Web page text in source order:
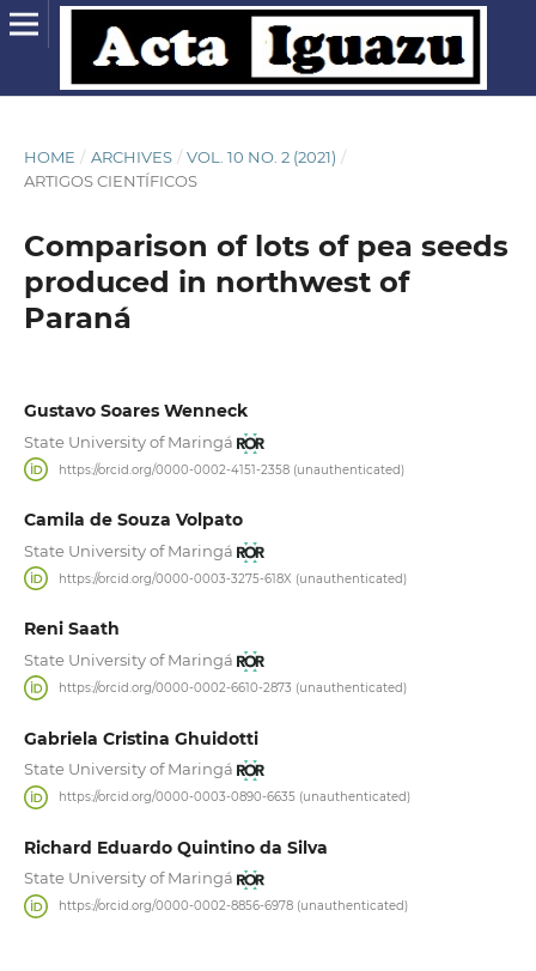
HOME / ARCHIVES / VOL. 10 NO. 2 (2021) /
ARTIGOS CIENTÍFICOS
Comparison of lots of pea seeds
produced in northwest of
Paraná
Gustavo Soares Wenneck
State University of Maringá
https://orcid.org/0000-0002-4151-2358 (unauthenticated)
Camila de Souza Volpato
State University of Maringá
https://orcid.org/0000-0003-3275-618X (unauthenticated)
Reni Saath
State University of Maringá
https://orcid.org/0000-0002-6610-2873 (unauthenticated)
Gabriela Cristina Ghuidotti
State University of Maringá
https://orcid.org/0000-0003-0890-6635 (unauthenticated)
Richard Eduardo Quintino da Silva
State University of Maringá
https://orcid.org/0000-0002-8856-6978 (unauthenticated)